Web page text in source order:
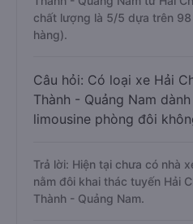
chất lượng là 5/5 dựa trên
hàng).
Câu hỏi: Có loại xe Hải
Thành - Quảng Nam
limousine phòng đôi
Trả lời: Hiện tại chưa có nhà
nằm đôi khai thác tuyến Hải
Thành - Quảng Nam.